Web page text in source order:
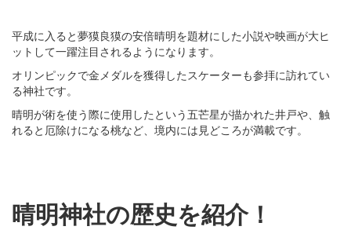
平成に入ると夢獏良獏の安倍晴明を題材にした小説や映画が大ヒ
ットして一躍注目されるようになります。
オリンピックで金メダルを獲得したスケーターも参拝に訪れてい
る神社です。
晴明が術を使う際に使用したという五芒星が描かれた井戸や、触
れると厄除けになる桃など、境内には見どころが満載です。
晴明神社の歴史を紹介！